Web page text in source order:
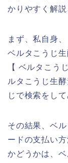
かりやすく解説
まず、私自身
ベルタこうじ
【 ベルタこう
ルタこうじ生
じで検索をして
その結果、ベ
ードの支払い
かどうかは、